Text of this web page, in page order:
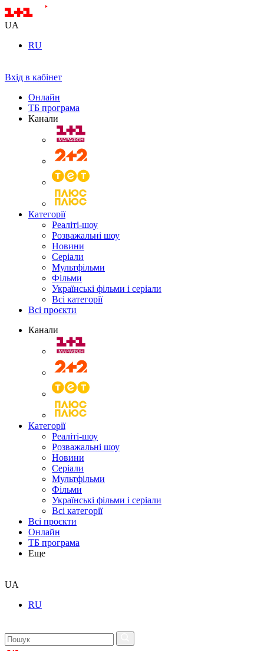
UA
RU
Вхід в кабінет
Онлайн
ТБ програма
Канали
Категорії
Реаліті-шоу
Розважальні шоу
Новини
Серіали
Мультфільми
Фільми
Українські фільми і серіали
Всі категорії
Всі проєкти
Канали
Категорії
Реаліті-шоу
Розважальні шоу
Новини
Серіали
Мультфільми
Фільми
Українські фільми і серіали
Всі категорії
Всі проєкти
Онлайн
ТБ програма
Еще
UA
RU